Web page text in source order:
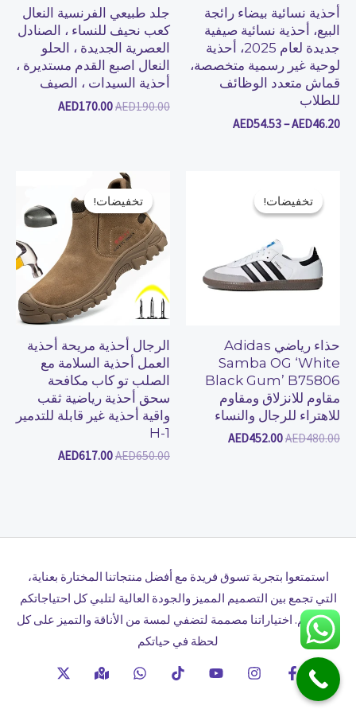
أحذية نسائية بيضاء رائجة
البيع، أحذية نسائية صيفية
جديدة لعام 2025، أحذية
لوحية غير رسمية متخصصة،
قماش متعدد الوظائف
للطلاب
AED46.20
–
AED54.53
جلد طبيعي الفرنسية النعال
كعب نحيف للنساء ، الصنادل
العصرية الجديدة ، الحلو
النعال اصبع القدم مستديرة ،
أحذية السيدات ، الصيف
AED190.00
AED170.00
تخفيضات!
تخفيضات!
حذاء رياضي Adidas
Samba OG ‘White
Black Gum’ B75806
مقاوم للانزلاق ومقاوم
للاهتراء للرجال والنساء
AED480.00
الأصلي
هو:
AED452.00
تخفيضات!
تخفيضات!
الرجال أحذية مريحة أحذية
العمل أحذية السلامة مع
الصلب تو كاب مكافحة
سحق أحذية رياضية ثقب
واقية أحذية غير قابلة للتدمير
H-1
AED650.00
السعر
الأصلي
هو:
AED650.00.
AED617.00
هو:
AED617.00.
استمتعوا بتجربة تسوق فريدة مع أفضل منتجاتنا المختارة بعناية،
التي تجمع بين التصميم المميز والجودة العالية لتلبي كل احتياجاتكم
وأذواقكم. اختياراتنا مصممة لتضفي لمسة من الأناقة والتميز على كل
لحظة في حياتكم